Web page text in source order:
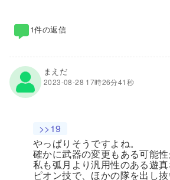
1件の返信
まえだ
2023-08-28 17時26分41秒
>>19
やっぱりそうですよね。
確かに武器の変更もある可能性
私も弧月より汎用性のある遊
ピオン技で、ほかの隊を出し抜